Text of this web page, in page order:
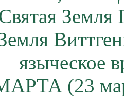
языческое
(23